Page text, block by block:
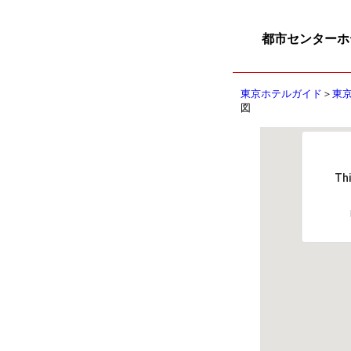
都市センター
東京ホテルガイド ＞ 東
図